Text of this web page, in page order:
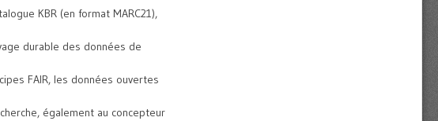
KBR (en format MARC21),
durable des données de
FAIR, les données ouvertes
également au concepteur